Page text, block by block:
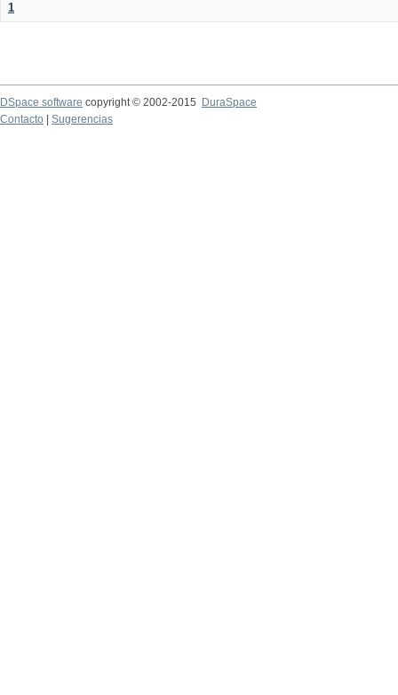
1
DSpace software copyright © 2002-2015
DuraSpace
Contacto
Sugerencias